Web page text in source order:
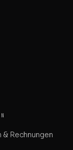
& Rechnungen